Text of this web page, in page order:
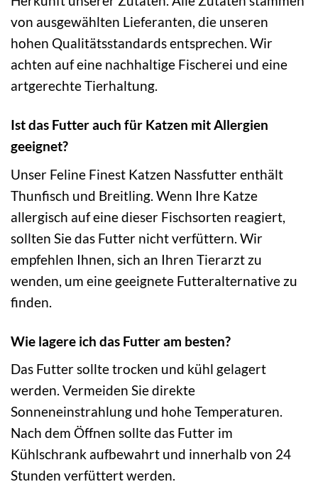
von ausgewählten Lieferanten, die unseren
hohen Qualitätsstandards entsprechen. Wir
achten auf eine nachhaltige Fischerei und eine
artgerechte Tierhaltung.
Ist das Futter auch für Katzen mit Allergien
geeignet?
Unser Feline Finest Katzen Nassfutter enthält
Thunfisch und Breitling. Wenn Ihre Katze
allergisch auf eine dieser Fischsorten reagiert,
sollten Sie das Futter nicht verfüttern. Wir
empfehlen Ihnen, sich an Ihren Tierarzt zu
wenden, um eine geeignete Futteralternative zu
finden.
Wie lagere ich das Futter am besten?
Das Futter sollte trocken und kühl gelagert
werden. Vermeiden Sie direkte
Sonneneinstrahlung und hohe Temperaturen.
Nach dem Öffnen sollte das Futter im
Kühlschrank aufbewahrt und innerhalb von 24
Stunden verfüttert werden.